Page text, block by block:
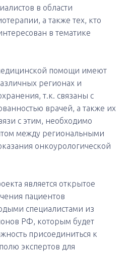
в области
а также тех, кто
в тематике
помощи имеют
регионах и
т.к. связаны с
врачей, а также их
с этим, необходимо
между региональными
онкоурологической
является открытое
пациентов
специалистами из
РФ, которым будет
присоединиться к
экспертов для